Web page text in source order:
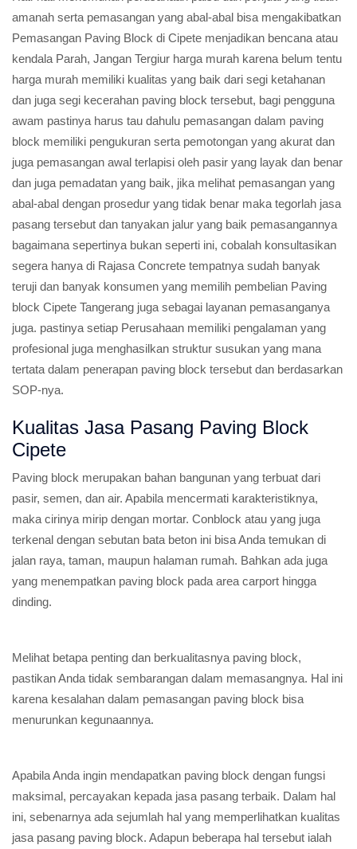
amanah serta pemasangan yang abal-abal bisa mengakibatkan
Pemasangan Paving Block di Cipete menjadikan bencana atau
kendala Parah, Jangan Tergiur harga murah karena belum tentu
harga murah memiliki kualitas yang baik dari segi ketahanan
dan juga segi kecerahan paving block tersebut, bagi pengguna
awam pastinya harus tau dahulu pemasangan dalam paving
block memiliki pengukuran serta pemotongan yang akurat dan
juga pemasangan awal terlapisi oleh pasir yang layak dan benar
dan juga pemadatan yang baik, jika melihat pemasangan yang
abal-abal dengan prosedur yang tidak benar maka tegorlah jasa
pasang tersebut dan tanyakan jalur yang baik pemasangannya
bagaimana sepertinya bukan seperti ini, cobalah konsultasikan
segera hanya di Rajasa Concrete tempatnya sudah banyak
teruji dan banyak konsumen yang memilih pembelian Paving
block Cipete Tangerang juga sebagai layanan pemasanganya
juga. pastinya setiap Perusahaan memiliki pengalaman yang
profesional juga menghasilkan struktur susukan yang mana
tertata dalam penerapan paving block tersebut dan berdasarkan
SOP-nya.
Kualitas Jasa Pasang Paving Block
Cipete
Paving block merupakan bahan bangunan yang terbuat dari
pasir, semen, dan air. Apabila mencermati karakteristiknya,
maka cirinya mirip dengan mortar. Conblock atau yang juga
terkenal dengan sebutan bata beton ini bisa Anda temukan di
jalan raya, taman, maupun halaman rumah. Bahkan ada juga
yang menempatkan paving block pada area carport hingga
dinding.
Melihat betapa penting dan berkualitasnya paving block,
pastikan Anda tidak sembarangan dalam memasangnya. Hal ini
karena kesalahan dalam pemasangan paving block bisa
menurunkan kegunaannya.
Apabila Anda ingin mendapatkan paving block dengan fungsi
maksimal, percayakan kepada jasa pasang terbaik. Dalam hal
ini, sebenarnya ada sejumlah hal yang memperlihatkan kualitas
jasa pasang paving block. Adapun beberapa hal tersebut ialah